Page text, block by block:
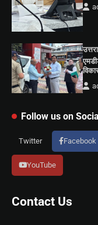
Follow us on
Twitter Facebook
YouTube
Contact Us